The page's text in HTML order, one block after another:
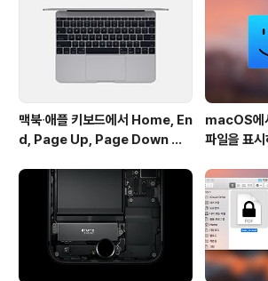
린 사이즈와 따라 여러 종류의 모델을 판매하고 있습니다.
상대적으로 완충 효과는 떨어지지만 단거리 수송용으로 적
합한 부드러운 재질의 아이맥..
맥북∙애플 키보드에서 Home, En
d, Page Up, Page Down 키
macOS에
파일을 표